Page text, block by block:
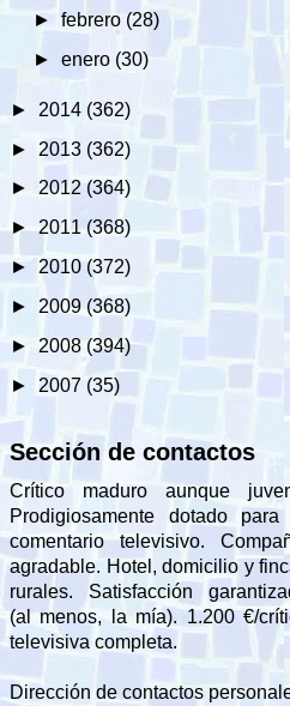
► febrero (28)
► enero (30)
► 2014 (362)
► 2013 (362)
► 2012 (364)
►2011(368)
► 2010 (372)
► 2009 (368)
► 2008 (394)
► 2007 (35)
Sección de contactos
Crítico maduro aunque
Prodigiosamente dotado
comentario televisivo.
agradable. Hotel, domicilio y
rurales. Satisfacción
(al menos, la mía). 1.200 €/
televisiva completa.
Dirección de contactos